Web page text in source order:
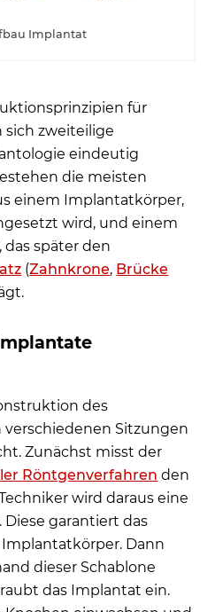
Implantat
für
zweiteilige
eindeutig
die meisten
einem Implantatkörper,
wird, und einem
später den
(Zahnkrone, Brücke
des
Sitzungen
Zunächst misst der
Röntgenverfahren den
wird daraus eine
garantiert das
Dann
dieser Schablone
das Implantat ein.